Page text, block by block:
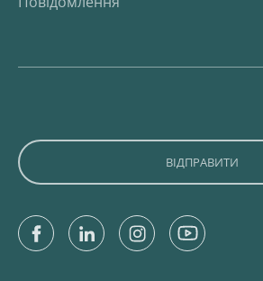
FacebookLinkedinInstagramYoutube